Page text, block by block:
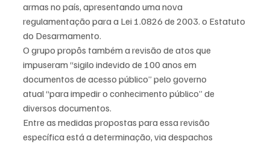
armas no país, apresentando uma nova
regulamentação para a Lei 1.0826 de 2003. o Estatuto
do Desarmamento.
O grupo propôs também a revisão de atos que
impuseram “sigilo indevido de 100 anos em
documentos de acesso público” pelo governo
atual “para impedir o conhecimento público” de
diversos documentos.
Entre as medidas propostas para essa revisão
específica está a determinação, via despachos